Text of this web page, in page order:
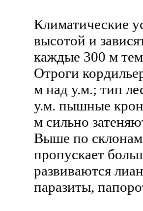
Климатические
высотой и
каждые 300 м
Отроги
м над у.м.; тип
у.м. пышные
м сильно
Выше по склонам
пропускает
развиваются
паразиты,